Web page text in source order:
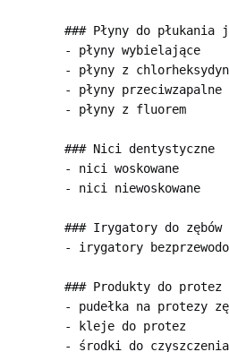
### Płyny do płukania
- płyny wybielające
- płyny z
- płyny przeciwzapalne
- płyny z fluorem
### Nici dentystyczne
- nici woskowane
- nici niewoskowane
### Irygatory do zębów
- irygatory
### Produkty do protez
- pudełka na protezy
- kleje do protez
- środki do